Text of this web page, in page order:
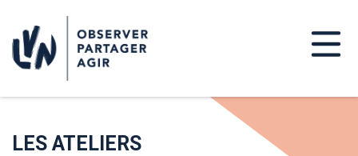
LES ATELIERS